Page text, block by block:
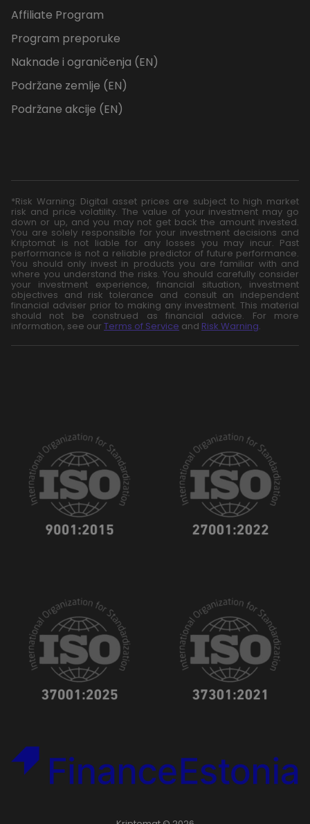
Affiliate Program
Program preporuke
Naknade i ograničenja (EN)
Podržane zemlje (EN)
Podržane akcije (EN)
*Risk Warning: Digital asset prices are subject to high market
risk and price volatility. The value of your investment may go
down or up, and you may not get back the amount invested.
You are solely responsible for your investment decisions and
Kriptomat is not liable for any losses you may incur. Past
performance is not a reliable predictor of future performance.
You should only invest in products you are familiar with and
where you understand the risks. You should carefully consider
your investment experience, financial situation, investment
objectives and risk tolerance and consult an independent
financial adviser prior to making any investment. This material
should not be construed as financial advice. For more
information, see our Terms of Service and Risk Warning.